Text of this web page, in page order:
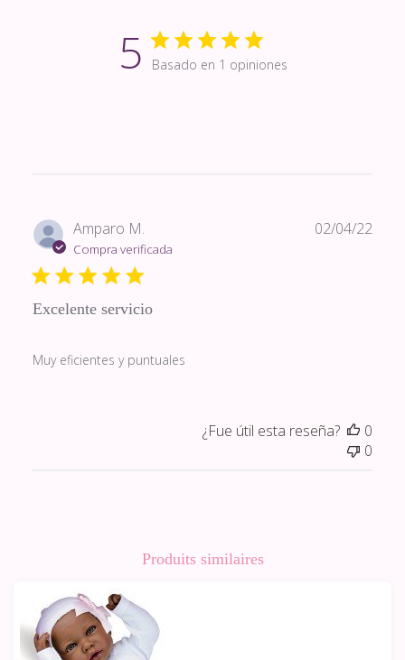
5 Basado en 1 opiniones
Amparo M.
Compra verificada
Excelente servicio
Muy eficientes y puntuales
02/04/22
¿Fue útil esta reseña?
0
0
Produits similaires